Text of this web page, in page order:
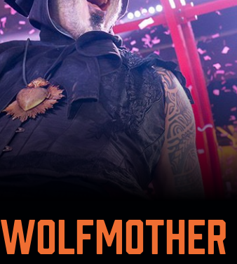
Wolfmother